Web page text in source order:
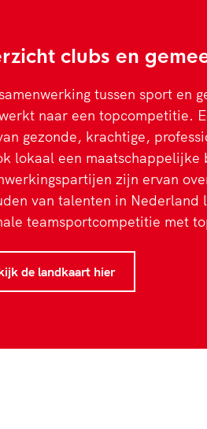
clubs en
tussen sport en
naar een topcompetitie.
gezonde, krachtige,
lokaal een maatschappelijke
zijn ervan
van talenten in Nederland
teamsportcompetitie met
de landkaart hier